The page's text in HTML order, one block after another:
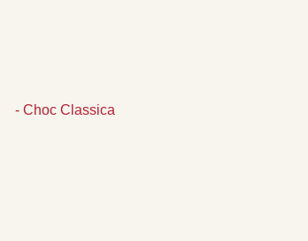
- Choc Classica